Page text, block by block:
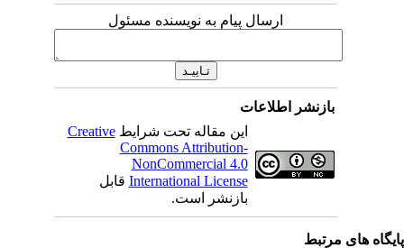
ارسال پیام به نویسنده مسئول
بازنشر اطلاعات
این مقاله تحت شرایطCreative
Commons Attribution-
NonCommercial 4.0
International Licenseقابل
بازنشر است.
های مرتبط